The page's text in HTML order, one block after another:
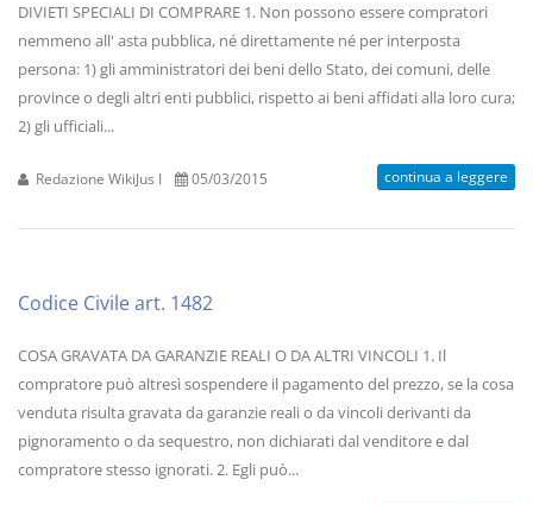
DIVIETI SPECIALI DI COMPRARE 1. Non possono essere compratori
nemmeno all' asta pubblica, né direttamente né per interposta
persona: 1) gli amministratori dei beni dello Stato, dei comuni, delle
province o degli altri enti pubblici, rispetto ai beni affidati alla loro cura;
2) gli ufficiali...
Redazione WikiJus I 05/03/2015 continua a leggere
Codice Civile art. 1482
COSA GRAVATA DA GARANZIE REALI O DA ALTRI VINCOLI 1. Il
compratore può altresì sospendere il pagamento del prezzo, se la cosa
venduta risulta gravata da garanzie reali o da vincoli derivanti da
pignoramento o da sequestro, non dichiarati dal venditore e dal
compratore stesso ignorati. 2. Egli può...